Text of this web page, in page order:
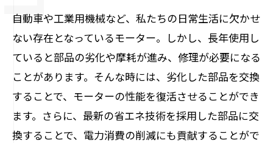
自動車や工業用機械など、私たちの日常生活に欠かせ
ない存在となっているモーター。しかし、長年使用し
ていると部品の劣化や摩耗が進み、修理が必要になる
ことがあります。そんな時には、劣化した部品を交換
することで、モーターの性能を復活させることができ
ます。さらに、最新の省エネ技術を採用した部品に交
換することで、電力消費の削減にも貢献することがで